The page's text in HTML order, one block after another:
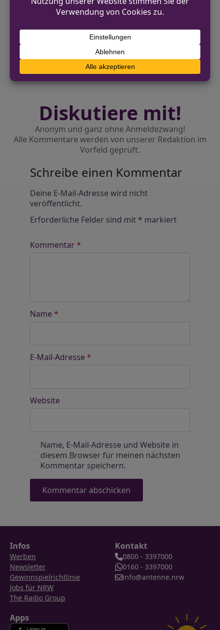
Öffentlichkeitsfahndung nach Ihor LIBYCH
in Essen
Dortmund: Trio nach PKW-Aufbrüchen in
Untersuchungshaft
Diskutiere mit!
Anonym und ganz ohne Anmeldezwang!
Alle Kommentare werden von unserer Redaktion im
Vorfeld geprüft.
Schreibe einen Kommentar
Deine E-Mail-Adresse wird nicht
veröffentlicht.
Erforderliche Felder sind mit* markiert
Kommentar*
Name *
E-Mail-Adresse *
Website
Name, E-Mail-Adresse und Website in
diesem Browser für meinen nächsten
Kommentar speichern.
Infos
Werben
Newsletter
Gewinnspielrichtlinie
Jobs für NRW
The Radio Group
Kontakt
0800 - 3397000
0160 - 3397000
info@antenne.nrw
Apps